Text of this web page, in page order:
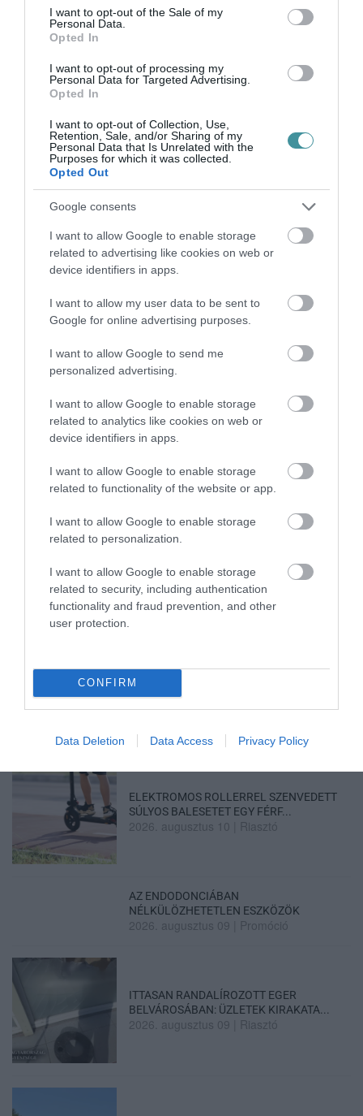
consent section.
I want to opt-out of the Sale of my
Personal Data.
Opted In
I want to opt-out of processing my
Personal Data for Targeted Advertising.
Opted In
I want to opt-out of Collection, Use,
Retention, Sale, and/or Sharing of my
Personal Data that Is Unrelated with the
Purposes for which it was collected.
Opted Out
Google consents
I want to allow Google to enable storage
related to advertising like cookies on web or
device identifiers in apps.
I want to allow my user data to be sent to
Google for online advertising purposes.
I want to allow Google to send me
personalized advertising.
I want to allow Google to enable storage
related to analytics like cookies on web or
device identifiers in apps.
I want to allow Google to enable storage
related to functionality of the website or app.
I want to allow Google to enable storage
related to personalization.
I want to allow Google to enable storage
related to security, including authentication
functionality and fraud prevention, and other
user protection.
CONFIRM
Data Deletion Data Access Privacy Policy
az összeg beérkezése számít kezdő
időpontnak. Az éves matricák érvényessége
indexkép: Getty Images
Ne maradjon le a legfrissebb hírekről, kövessen
bennünket az EGRI ÜGYEK Google Hírek oldalán!
VISSZA A FŐOLDALRA
Legfrissebb híreink
HÉTFŐ ESTÉTŐL ÚJABB TURBINA TERMEL
ÁRAMOT PAKSON
2026. augusztus 10 Mindenki ügye
MAGYAR PÉTERÉK A MARGITSZIGETEN
TALÁLKOZNAK A TISZA AKTIV...
2026. augusztus 10|Mindenki ügye
FORRADALMI ÚJÍTÁSOK A JÖVŐ
ELEKTROMOS KERÉKPÁRJAIBAN
2026. augusztus 10
ELEKTROMOS ROLLERREL SZENVEDETT
SÚLYOS BALESETET EGY FÉRF...
2026. augusztus 10 Riasztó
AZ ENDODONCIÁBAN
NÉLKÜLÖZHETETLEN ESZKÖZÖK
2026. augusztus 09 Promóció
ITTASAN RANDALÍROZOTT EGER
BELVÁROSÁBAN: ÜZLETEK KIRAKATA...
2026. augusztus 09 Riasztó